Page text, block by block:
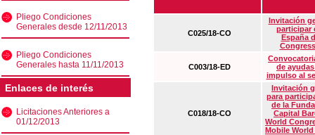
Pliego Condiciones
Generales desde 12/11/2013
Pliego Condiciones
Generales hasta 11/11/2013
Enlaces de interés
Licitaciones Anteriores a
01/12/2013
C025/18-CO
Invitación
participar
España
C003/18-ED
de
impulso al
C018/18-CO
Invitación
para
de la
Capital
World
Mobile